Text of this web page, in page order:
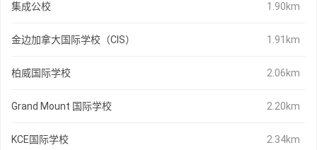
集成公校 1.90km
金边加拿大国际学校（CIS） 1.91km
柏威国际学校 2.06km
Grand Mount 国际学校 2.20km
KCE国际学校 2.34km